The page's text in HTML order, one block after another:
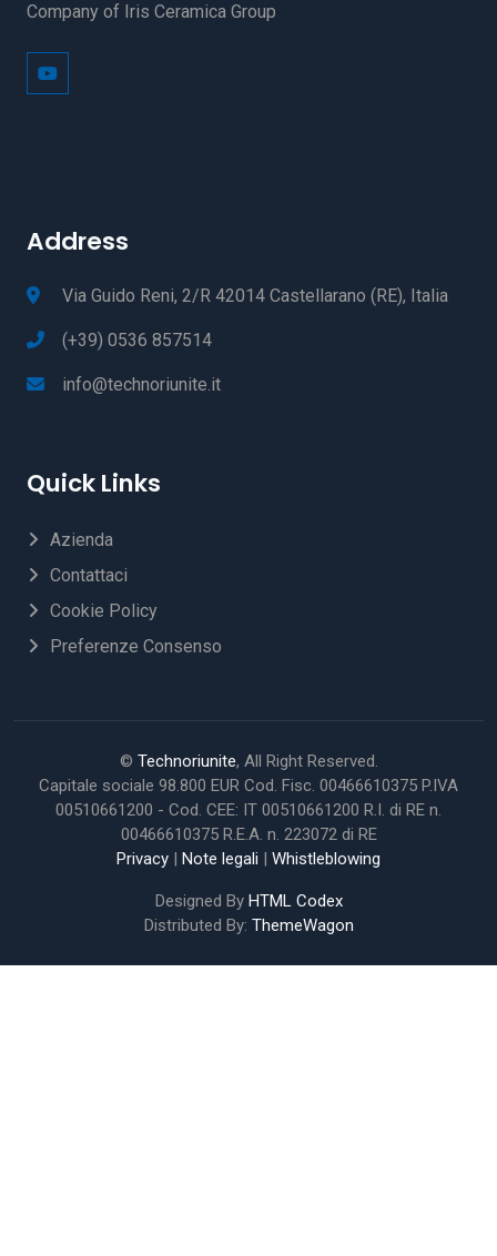
Company of Iris Ceramica Group
Address
Via Guido Reni, 2/R 42014 Castellarano (RE), Italia
(+39) 0536 857514
info@technoriunite.it
Quick Links
Azienda
Contattaci
Cookie Policy
Preferenze Consenso
© Technoriunite, All Right Reserved.
Capitale sociale 98.800 EUR Cod. Fisc. 00466610375 P.IVA
00510661200 - Cod. CEE: IT 00510661200 R.I. di RE n.
00466610375 R.E.A. n. 223072 di RE
Privacy | Note legali | Whistleblowing
Designed By HTML Codex
Distributed By: ThemeWagon